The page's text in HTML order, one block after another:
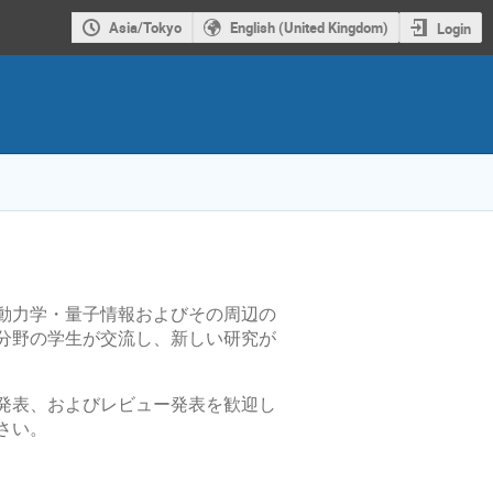
Asia/Tokyo English (United Kingdom) Login
力学・量子情報およびその周辺の
野の学生が交流し、新しい研究が
表、およびレビュー発表を歓迎し
。